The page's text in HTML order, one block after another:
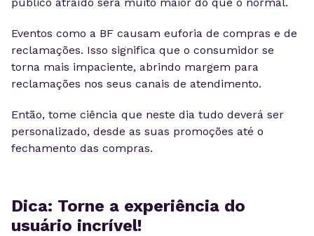
Eventos como a BF causam euforia de compras e de
reclamações. Isso significa que o consumidor se
torna mais impaciente, abrindo margem para
reclamações nos seus canais de atendimento.
Então, tome ciência que neste dia tudo deverá ser
personalizado, desde as suas promoções até o
fechamento das compras.
Dica: Torne a experiência do
usuário incrível!